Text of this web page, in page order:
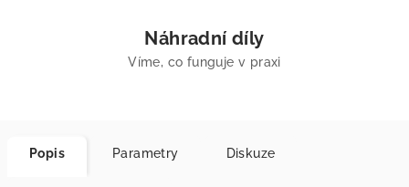
Náhradní díly
Víme, co funguje v praxi
Popis Parametry Diskuze